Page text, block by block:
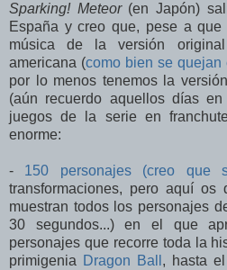
Sparking! Meteor(en Japón)
España y creo que, pese a
música de la versión
americana (como bien se quejan
por lo menos tenemos la
(aún recuerdo aquellos días
juegos de la serie en
enorme:
- 150 personajes (creo que
transformaciones, pero aquí
muestran todos los personajes
30 segundos...) en el que
personajes que recorre toda la
primigenia Dragon Ball , hasta